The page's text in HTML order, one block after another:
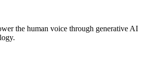
the human voice through generative AI